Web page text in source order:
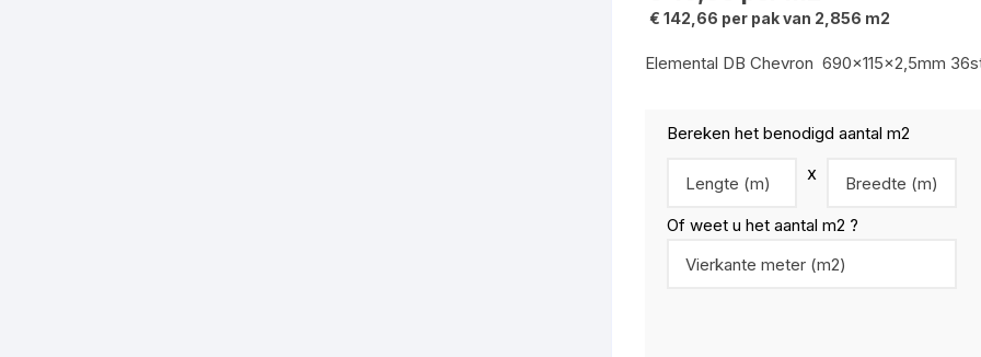
JOKA SKYLINE Deluxe 532
JOKA SKYLINE Deluxe 532
WESTSIDE Deluxe ND
Output loop tegel
Output lines tegel
JOKA Deluxe 833 Xplora 33
€ 142,66 per pak van 2,856 m2
Elemental DB Chevron 690x115x2,5mm
Bereken het benodigd aantal m2
x
Of weet u het aantal m2 ?